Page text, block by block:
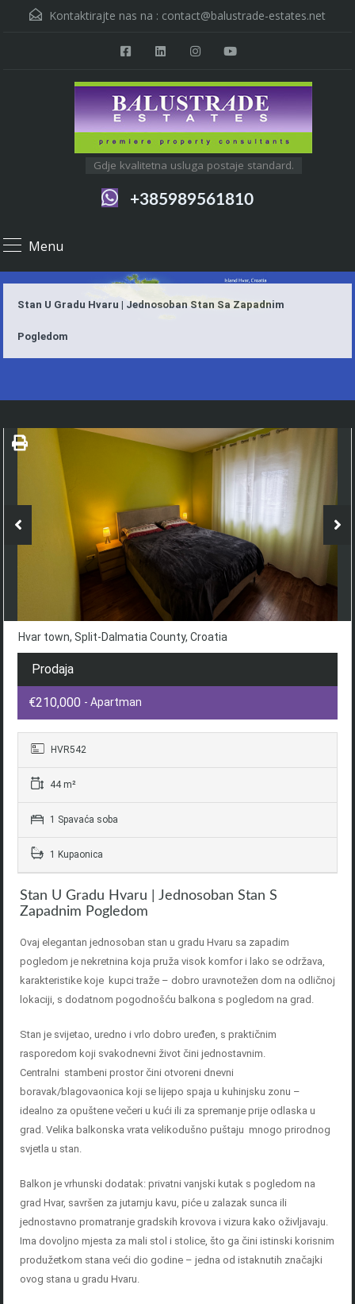
Kontaktirajte nas na : contact@balustrade-estates.net
Gdje kvalitetna usluga postaje standard.
+385989561810
Menu
Stan U Gradu Hvaru | Jednosoban Stan Sa Zapadnim
Pogledom
Hvar town, Split-Dalmatia County, Croatia
Prodaja
€210,000 - Apartman
HVR542
44 m²
1 Spavaća soba
1 Kupaonica
Stan U Gradu Hvaru | Jednosoban Stan S
Zapadnim Pogledom
Ovaj elegantan jednosoban stan u gradu Hvaru sa zapadim
pogledom je nekretnina koja pruža visok komfor i lako se održava,
karakteristike koje kupci traže – dobro uravnotežen dom na odličnoj
lokaciji, s dodatnom pogodnošću balkona s pogledom na grad.
Stan je svijetao, uredno i vrlo dobro uređen, s praktičnim
rasporedom koji svakodnevni život čini jednostavnim.
Centralni stambeni prostor čini otvoreni dnevni
boravak/blagovaonica koji se lijepo spaja u kuhinjsku zonu –
idealno za opuštene večeri u kući ili za spremanje prije odlaska u
grad. Velika balkonska vrata velikodušno puštaju mnogo prirodnog
svjetla u stan.
Balkon je vrhunski dodatak: privatni vanjski kutak s pogledom na
grad Hvar, savršen za jutarnju kavu, piće u zalazak sunca ili
jednostavno promatranje gradskih krovova i vizura kako oživljavaju.
Ima dovoljno mjesta za mali stol i stolice, što ga čini istinski korisnim
produžetkom stana veći dio godine – jedna od istaknutih značajki
ovog stana u gradu Hvaru.